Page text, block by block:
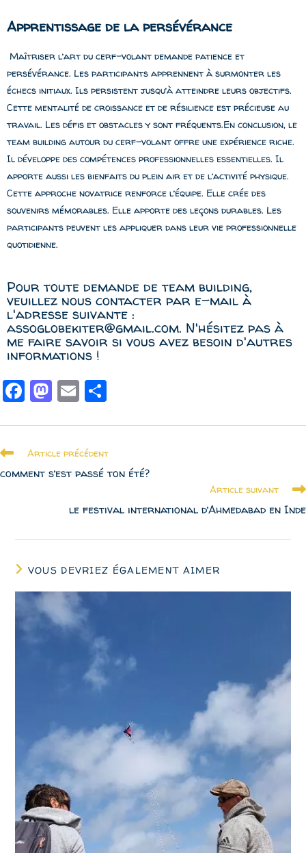
Apprentissage de la persévérance
Maîtriser l’art du cerf-volant demande patience et
persévérance. Les participants apprennent à surmonter les
échecs initiaux. Ils persistent jusqu’à atteindre leurs objectifs.
Cette mentalité de croissance et de résilience est précieuse au
travail. Les défis et obstacles y sont fréquents.En conclusion, le
team building autour du cerf-volant offre une expérience riche.
Il développe des compétences professionnelles essentielles. Il
apporte aussi les bienfaits du plein air et de l’activité physique.
Cette approche novatrice renforce l’équipe. Elle crée des
souvenirs mémorables. Elle apporte des leçons durables. Les
participants peuvent les appliquer dans leur vie professionnelle
quotidienne.
Pour toute demande de team building,
veuillez nous contacter par e-mail à
l'adresse suivante :
assoglobekiter@gmail.com. N'hésitez pas à
me faire savoir si vous avez besoin d'autres
informations !
F
ce
b
o
M
st
o
d
E
ai
l
r
t
a
g
e
r
Article précédent
comment s’est passé ton été?
Article suivant
le festival international d’Ahmedabad en Inde
VOUS DEVRIEZ ÉGALEMENT AIMER